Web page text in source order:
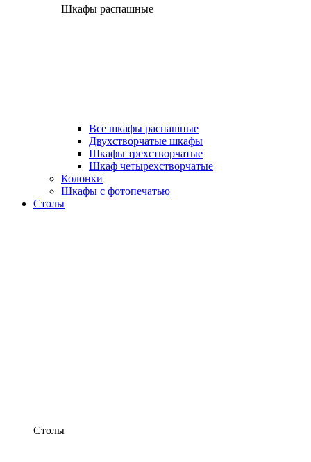
Шкафы распашные
Все шкафы распашные
Двухстворчатые шкафы
Шкафы трехстворчатые
Шкаф четырехстворчатые
Колонки
Шкафы с фотопечатью
Столы
Столы